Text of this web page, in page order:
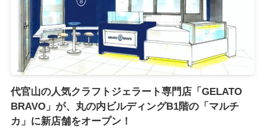
代官山の人気クラフトジェラート専門店「GELATO
BRAVO」が、丸の内ビルディングB1階の「マルチ
カ」に新店舗をオープン！